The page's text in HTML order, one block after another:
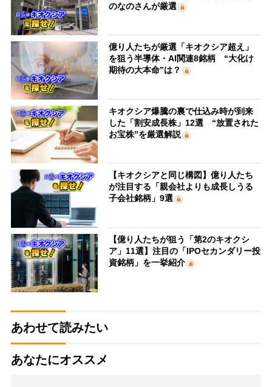
のなのさんが厳選
億り人たちが厳選「キオクシア超え」
を狙う半導体・AI関連8銘柄 “大化け
期待の大本命”は？
キオクシア爆騰の裏で仕込み時が到来
した「割安成長株」12選 “放置された
お宝株”を厳選解説
【キオクシアと同じ構図】億り人たち
が注目する「親会社よりも成長しうる
子会社銘柄」9選
【億り人たちが狙う「第2のキオクシ
ア」11選】注目の「IPOセカンダリー投
資銘柄」を一挙紹介
あわせて読みたい
あなたにオススメ